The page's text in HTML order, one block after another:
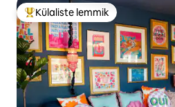
Külaliste suur lemmik
Külaliste lemmik